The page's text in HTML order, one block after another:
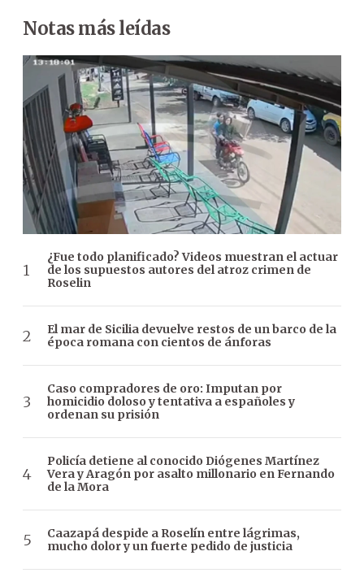
Notas más leídas
¿Fue todo planificado? Videos muestran el actuar
de los supuestos autores del atroz crimen de
Roselin
El mar de Sicilia devuelve restos de un barco de la
época romana con cientos de ánforas
Caso compradores de oro: Imputan por
homicidio doloso y tentativa a españoles y
ordenan su prisión
Policía detiene al conocido Diógenes Martínez
Vera y Aragón por asalto millonario en Fernando
de la Mora
Caazapá despide a Roselín entre lágrimas,
mucho dolor y un fuerte pedido de justicia